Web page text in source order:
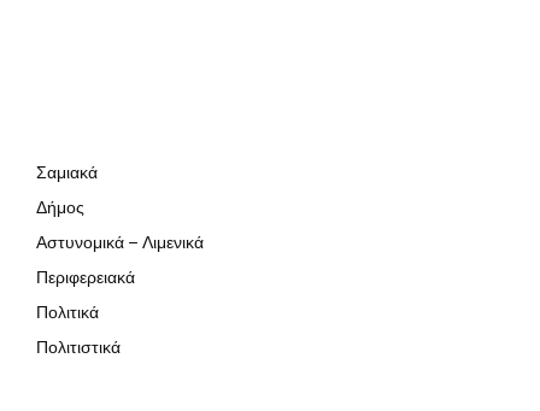
Σαμιακά
Δήμος
Αστυνομικά – Λιμενικά
Περιφερειακά
Πολιτικά
Πολιτιστικά